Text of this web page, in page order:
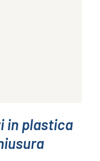
in plastica